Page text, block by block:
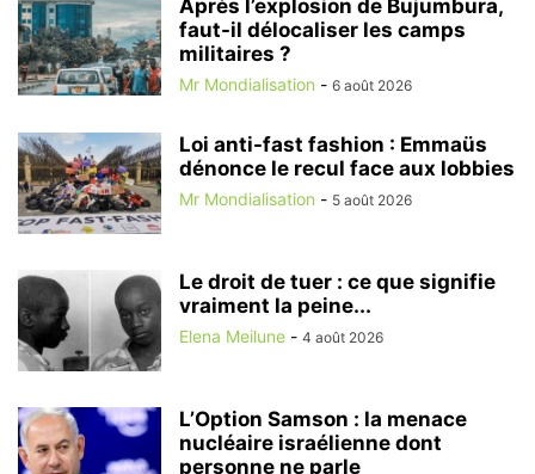
Après l’explosion de Bujumbura,
faut-il délocaliser les camps
militaires ?
Mr Mondialisation - 6 août 2026
Loi anti-fast fashion : Emmaüs
dénonce le recul face aux lobbies
Mr Mondialisation - 5 août 2026
Le droit de tuer : ce que signifie
vraiment la peine...
Elena Meilune - 4 août 2026
L’Option Samson : la menace
nucléaire israélienne dont
personne ne parle